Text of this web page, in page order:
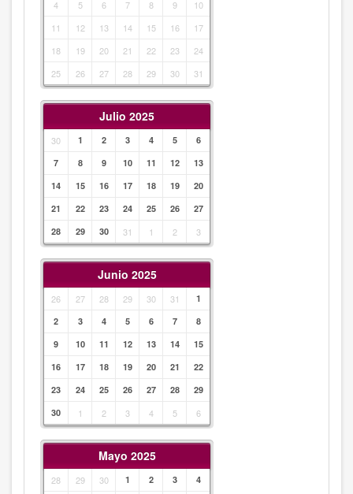
4
5 6 7 8 9
10
11
12 13 14 15 16
17
18
19 20 21 22 23
24
25
26 27 28 29 30 31
Julio 2025
30 1 2 3 4 5
6
7
8 9 10 11 12
13
14
15 16 17 18 19
20
21
22 23 24 25 26
27
28
29 30 31 1 2 3
Junio 2025
26 27 28 29 30 31
1
2
3 4 5 6 7
8
9
10 11 12 13 14
15
16
17 18 19 20 21
22
23
24 25 26 27 28
29
30
1 2 3 4 5 6
Mayo 2025
28 29 30 1 2 3 4